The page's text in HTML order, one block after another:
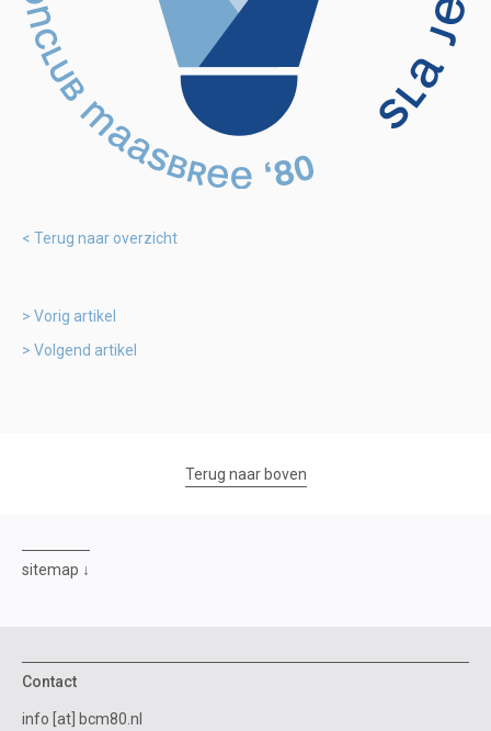
Terug naar overzicht
Vorig artikel
Volgend artikel
Terug naar boven
sitemap
Contact
info [at] bcm80.nl